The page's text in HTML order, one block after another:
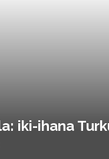
iki-ihana